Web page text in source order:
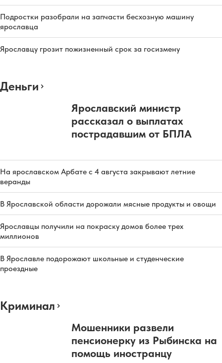
Подростки разобрали на запчасти бесхозную машину
ярославца
Ярославцу грозит пожизненный срок за госизмену
Деньги
Ярославский министр
рассказал о выплатах
пострадавшим от БПЛА
На ярославском Арбате с 4 августа закрывают летние
веранды
В Ярославской области дорожали мясные продукты и овощи
Ярославцы получили на покраску домов более трех
миллионов
В Ярославле подорожают школьные и студенческие
проездные
Криминал
Мошенники развели
пенсионерку из Рыбинска на
помощь иностранцу